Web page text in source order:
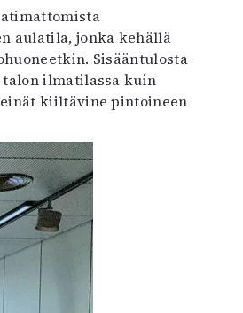
aulatila, jonka kehällä
Sisääntulosta
ilmatilassa kuin
kiiltävine pintoineen